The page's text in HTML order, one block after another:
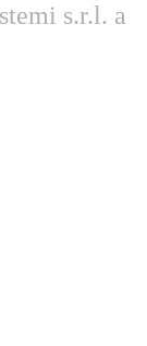
s.r.l. a